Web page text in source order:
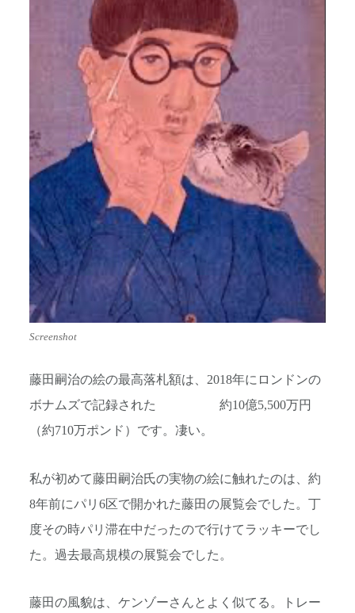
Screenshot
藤田嗣治の絵の最高落札額は、2018年にロンドンの
ボナムズで記録された 約10億5,500万円
（約710万ポンド）です。凄い。
私が初めて藤田嗣治氏の実物の絵に触れたのは、約
8年前にパリ6区で開かれた藤田の展覧会でした。丁
度その時パリ滞在中だったので行けてラッキーでし
た。過去最高規模の展覧会でした。
藤田の風貌は、ケンゾーさんとよく似てる。トレー